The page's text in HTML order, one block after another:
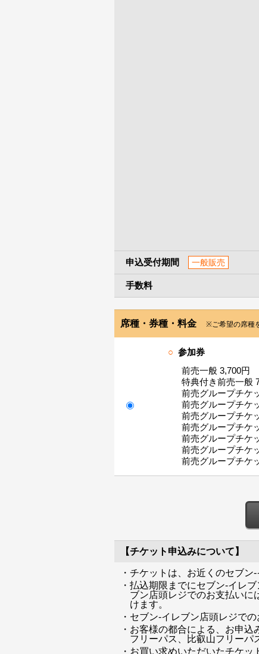
申込受付期間 一般販売
手数料
席種・券種・料金 ※ご希望の席種
○ 参加券
前売一般 3,700円
特典付き前売一般
前売グループチケ
前売グループチケ
前売グループチケ
前売グループチケ
前売グループチケ
前売グループチケ
前売グループチケ
【チケット申込みについて】
・チケットは、お近くのセブン
・払込期限までにセブン-イレ
ブン店頭レジでのお支払い
けます。
・セブン-イレブン店頭レジで
・お客様の都合による、お申
フリーパス、比叡山フリーパ
・お買い求めいただいたチケッ